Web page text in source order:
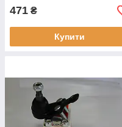
471 ₴
Купити